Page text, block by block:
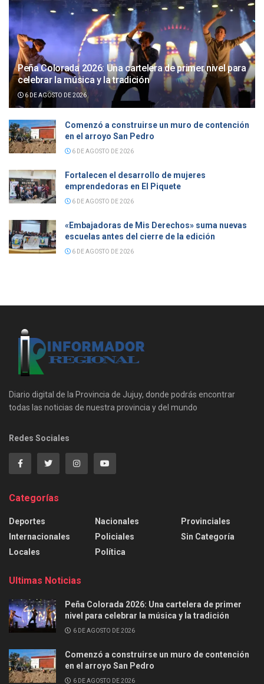
Peña Colorada 2026: Una cartelera de primer nivel para
celebrar la música y la tradición
6 DE AGOSTO DE 2026
Comenzó a construirse un muro de contención
en el arroyo San Pedro
6 DE AGOSTO DE 2026
Fortalecen el desarrollo de mujeres
emprendedoras en El Piquete
6 DE AGOSTO DE 2026
«Embajadoras de Mis Derechos» suma nuevas
escuelas antes del cierre de la edición
6 DE AGOSTO DE 2026
Diario digital de la Provincia de Jujuy, donde podrás encontrar
todas las noticias de nuestra provincia y del mundo
Redes Sociales
Categorías
Deportes
Internacionales
Locales
Nacionales
Policiales
Política
Provinciales
Sin Categoría
Ultimas Noticias
Peña Colorada 2026: Una cartelera de primer
nivel para celebrar la música y la tradición
6 DE AGOSTO DE 2026
Comenzó a construirse un muro de contención
en el arroyo San Pedro
6 DE AGOSTO DE 2026